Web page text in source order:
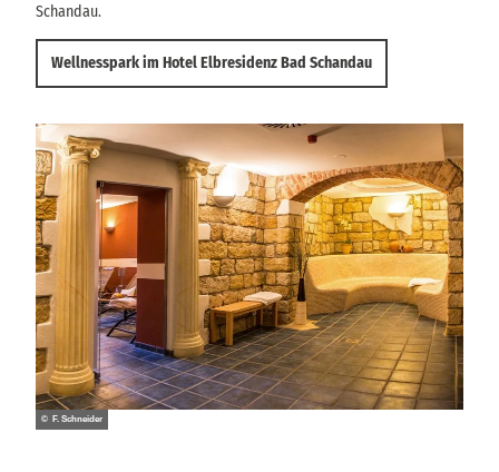
Schandau.
Wellnesspark im Hotel Elbresidenz Bad Schandau
© F. Schneider